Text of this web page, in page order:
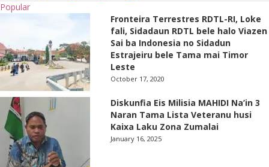
Popular
Fronteira Terrestres RDTL-RI, Loke
fali, Sidadaun RDTL bele halo Viazen
Sai ba Indonesia no Sidadun
Estrajeiru bele Tama mai Timor
Leste
October 17, 2020
Diskunfia Eis Milisia MAHIDI Na’in 3
Naran Tama Lista Veteranu husi
Kaixa Laku Zona Zumalai
January 16, 2025